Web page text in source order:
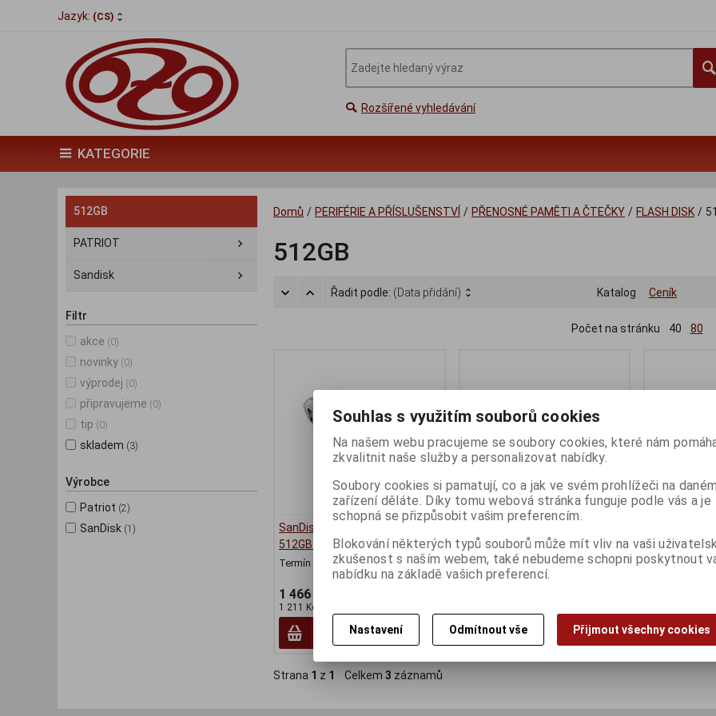
Jazyk: (CS)
Rozšířené vyhledávání
KATEGORIE
512GB
PATRIOT
Sandisk
Filtr
akce (0)
novinky (0)
výprodej (0)
připravujeme (0)
tip (0)
skladem (3)
Výrobce
Patriot (2)
SanDisk (1)
Domů / PERIFÉRIE A PŘÍSLUŠENSTVÍ / PŘENOSNÉ PAMĚTI A ČTEČKY / FLASH DISK /
512GB
Řadit podle: (Data přidání) Katalog Ceník
Počet na stránku 40 80
SanDisk Ultra Dual Drive Luxe
512GB USB-A + USB-C Stříbrná
Termín dodání (dny):1
1 466 Kč
1 211 Kč (bez DPH:)
Koupit
3.2 512GB
Termín dodání (dny):5
Koupit
Patriot
A + USB-C
Termín dodání
Strana 1 z 1 Celkem 3 záznamů
Souhlas s využitím souborů cookies
Na našem webu pracujeme se soubory cookies, které nám
zkvalitnit naše služby a personalizovat nabídky.
Soubory cookies si pamatují, co a jak ve svém prohlížeči na daném
zařízení děláte. Díky tomu webová stránka funguje podle vás a je
schopná se přizpůsobit vašim preferencím.
Blokování některých typů souborů může mít vliv na vaši
zkušenost s naším webem, také nebudeme schopni poskytnout
nabídku na základě vašich preferencí.
Nastavení Odmítnout vše Přijmout všechny cookies